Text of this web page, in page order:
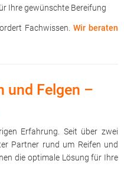
Ihre gewünschte Bereifung
Fachwissen. Wir beraten
und Felgen –
Erfahrung. Seit über zwei
Partner rund um Reifen und
die optimale Lösung für Ihre